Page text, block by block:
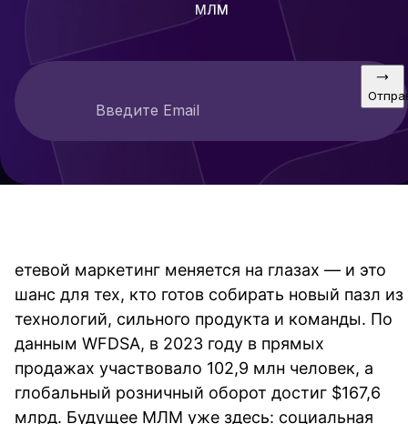
МЛМ
Введите Email
етевой маркетинг меняется на глазах — и это
шанс для тех, кто готов собирать новый пазл из
технологий, сильного продукта и команды. По
данным WFDSA, в 2023 году в прямых
продажах участвовало 102,9 млн человек, а
глобальный розничный оборот достиг $167,6
млрд. Будущее МЛМ уже здесь: социальная